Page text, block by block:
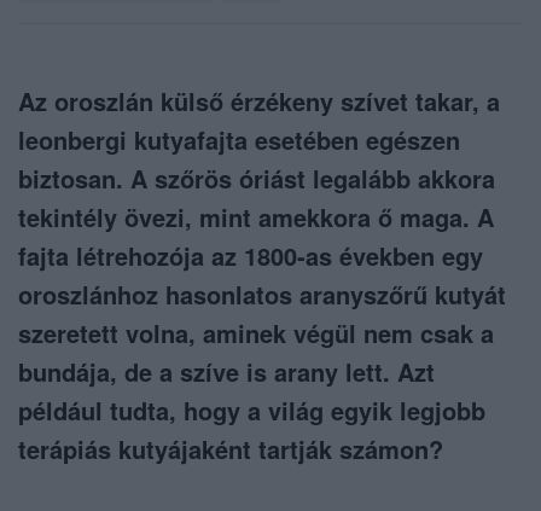
Az oroszlán külső érzékeny szívet takar, a
leonbergi kutyafajta esetében egészen
biztosan. A szőrös óriást legalább akkora
tekintély övezi, mint amekkora ő maga. A
fajta létrehozója az 1800-as években egy
oroszlánhoz hasonlatos aranyszőrű kutyát
szeretett volna, aminek végül nem csak a
bundája, de a szíve is arany lett. Azt
például tudta, hogy a világ egyik legjobb
terápiás kutyájaként tartják számon?